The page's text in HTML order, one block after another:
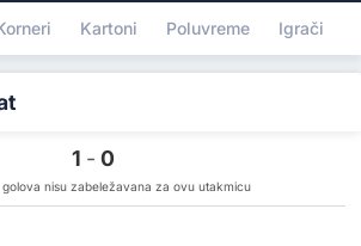
Kartoni Poluvreme Igrači
1 - 0
nisu zabeležavana za ovu utakmicu